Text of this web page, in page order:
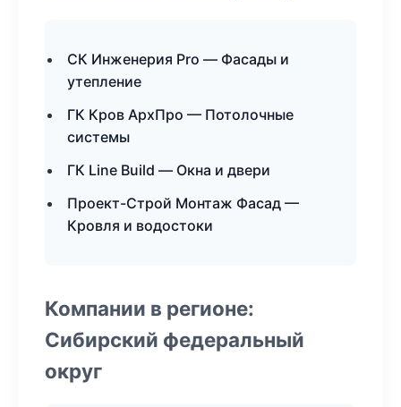
СК Инженерия Pro — Фасады и
утепление
ГК Кров АрхПро — Потолочные
системы
ГК Line Build — Окна и двери
Проект-Строй Монтаж Фасад —
Кровля и водостоки
Компании в регионе:
Сибирский федеральный
округ